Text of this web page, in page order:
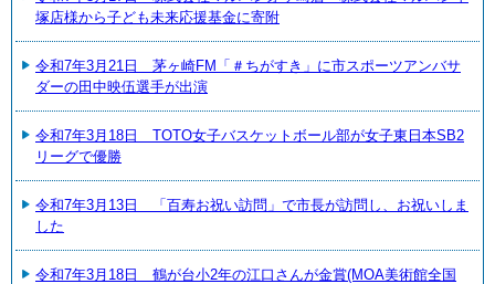
塚店様から子ども未来応援基金に寄附
令和7年3月21日 茅ヶ崎FM「＃ちがすき」に市スポーツアンバサ
ダーの田中映伍選手が出演
令和7年3月18日 TOTO女子バスケットボール部が女子東日本SB2
リーグで優勝
令和7年3月13日 「百寿お祝い訪問」で市長が訪問し、お祝いしま
した
令和7年3月18日 鶴が台小2年の江口さんが金賞(MOA美術館全国